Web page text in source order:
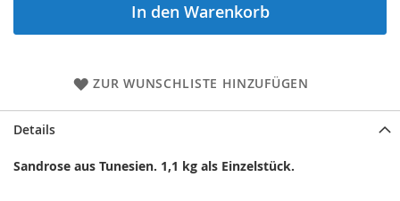
In den Warenkorb
ZUR WUNSCHLISTE HINZUFÜGEN
Details
Sandrose aus Tunesien. 1,1 kg als Einzelstück.